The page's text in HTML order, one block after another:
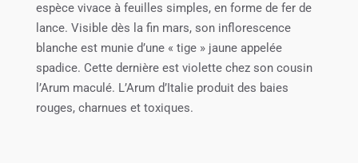
espèce vivace à feuilles simples, en forme de fer de
lance. Visible dès la fin mars, son inflorescence
blanche est munie d’une « tige » jaune appelée
spadice. Cette dernière est violette chez son cousin
l’Arum maculé. L’Arum d’Italie produit des baies
rouges, charnues et toxiques.